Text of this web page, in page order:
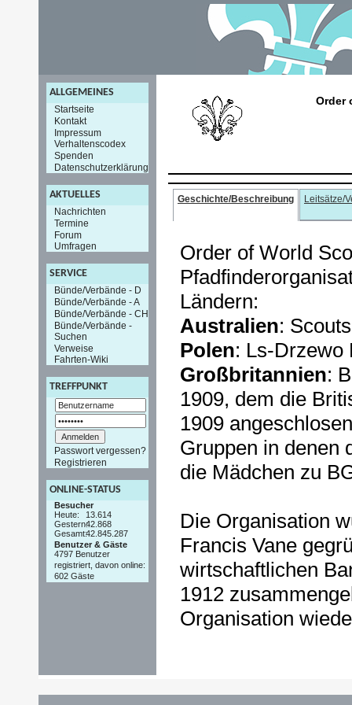
ALLGEMEINES
Startseite
Kontakt
Impressum
Verhaltenscodex
Spenden
Datenschutzerklärung
AKTUELLES
Nachrichten
Termine
Forum
Umfragen
SERVICE
Bünde/Verbände - D
Bünde/Verbände - A
Bünde/Verbände - CH
Bünde/Verbände -
Suchen
Verweise
Fahrten-Wiki
TREFFPUNKT
Passwort vergessen?
Registrieren
ONLINE-STATUS
Besucher
Heute:
13.614
Gestern:42.868
Gesamt:42.845.287
Benutzer & Gäste
4797 Benutzer
registriert, davon online:
602 Gäste
Order
Geschichte/Beschreibung Leitsätze/
Order of World
Ländern:
Australien:
Polen: Ls-Drzewo
Großbritannien:
1909, dem die
1909
Gruppen in denen
die Mädchen zu
Die Organisation
Francis Vane
wirtschaftlichen
1912
Organisation